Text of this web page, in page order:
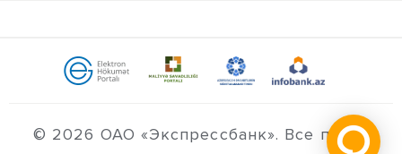
© 2026 ОАО «Экспрессбанк». Все права